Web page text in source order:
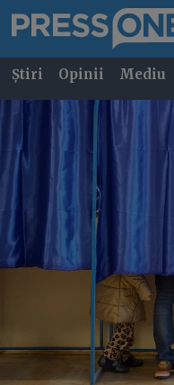
Știri Opinii Mediu